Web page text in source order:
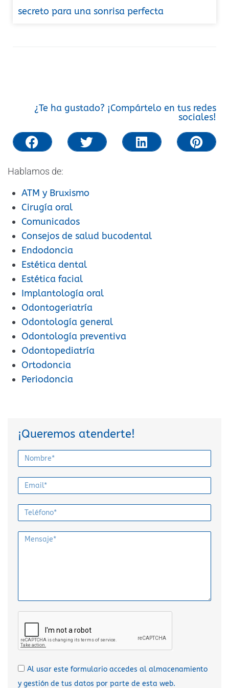
secreto para una sonrisa perfecta
¿Te ha gustado? ¡Compártelo en tus redes
sociales!
Hablamos de:
ATM y Bruxismo
Cirugía oral
Comunicados
Consejos de salud bucodental
Endodoncia
Estética dental
Estética facial
Implantología oral
Odontogeriatría
Odontología general
Odontología preventiva
Odontopediatría
Ortodoncia
Periodoncia
¡Queremos atenderte!
Al usar este formulario accedes al almacenamiento
y gestión de tus datos por parte de esta web.